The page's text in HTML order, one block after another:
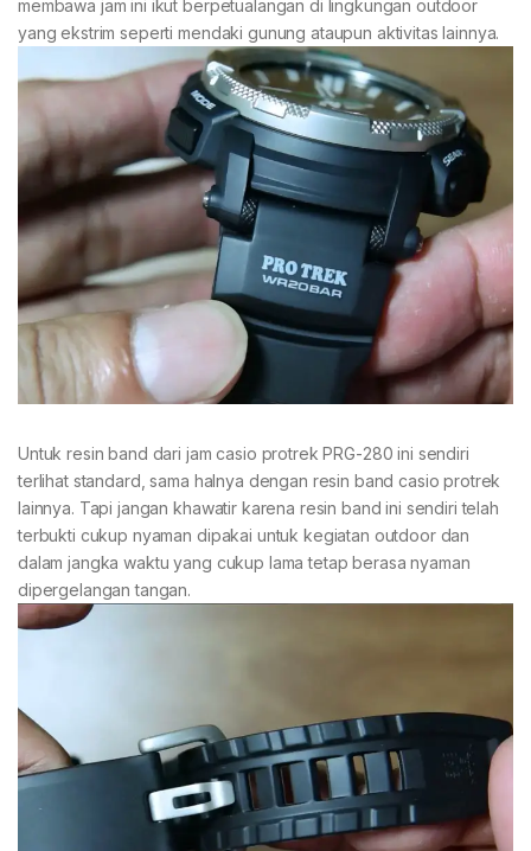
membawa jam ini ikut berpetualangan di lingkungan outdoor
yang ekstrim seperti mendaki gunung ataupun aktivitas lainnya.
Untuk resin band dari jam casio protrek PRG-280 ini sendiri
terlihat standard, sama halnya dengan resin band casio protrek
lainnya. Tapi jangan khawatir karena resin band ini sendiri telah
terbukti cukup nyaman dipakai untuk kegiatan outdoor dan
dalam jangka waktu yang cukup lama tetap berasa nyaman
dipergelangan tangan.